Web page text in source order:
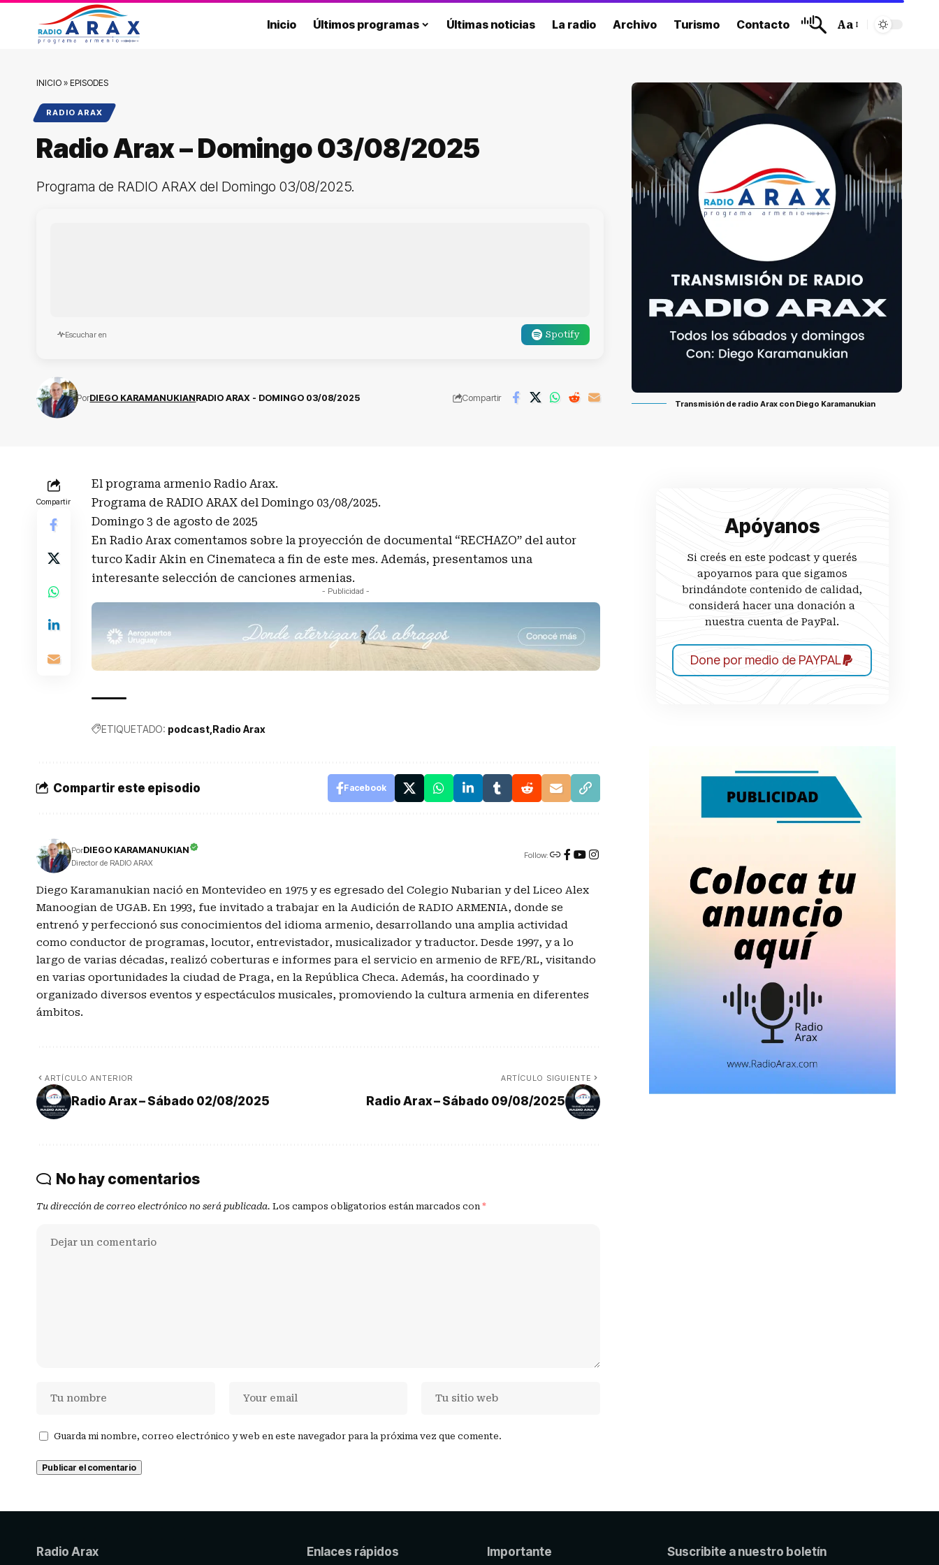
Inicio Últimos programas Últimas noticias La radio Archivo Turismo Contacto Aa
INICIO » EPISODES
RADIO ARAX
Radio Arax – Domingo 03/08/2025
Programa de RADIO ARAX del Domingo 03/08/2025.
Escuchar en Spotify
PorDIEGO KARAMANUKIANRADIO ARAX - DOMINGO 03/08/2025 Compartir
Transmisión de radio Arax con Diego Karamanukian
Compartir
El programa armenio Radio Arax.
Programa de RADIO ARAX del Domingo 03/08/2025.
Domingo 3 de agosto de 2025
En Radio Arax comentamos sobre la proyección de documental “RECHAZO” del autor
turco Kadir Akin en Cinemateca a fin de este mes. Además, presentamos una
interesante selección de canciones armenias.
- Publicidad -
ETIQUETADO: podcast Radio Arax
Compartir este episodio Facebook
PorDIEGO KARAMANUKIAN
Director de RADIO ARAX
Follow:
Diego Karamanukian nació en Montevideo en 1975 y es egresado del Colegio Nubarian y del Liceo Alex
Manoogian de UGAB. En 1993, fue invitado a trabajar en la Audición de RADIO ARMENIA, donde se
entrenó y perfeccionó sus conocimientos del idioma armenio, desarrollando una amplia actividad
como conductor de programas, locutor, entrevistador, musicalizador y traductor. Desde 1997, y a lo
largo de varias décadas, realizó coberturas e informes para el servicio en armenio de RFE/RL, visitando
en varias oportunidades la ciudad de Praga, en la República Checa. Además, ha coordinado y
organizado diversos eventos y espectáculos musicales, promoviendo la cultura armenia en diferentes
ámbitos.
ARTÍCULO ANTERIOR
Radio Arax – Sábado 02/08/2025
ARTÍCULO SIGUIENTE
Radio Arax – Sábado 09/08/2025
No hay comentarios
Tu dirección de correo electrónico no será publicada. Los campos obligatorios están marcados con *
Guarda mi nombre, correo electrónico y web en este navegador para la próxima vez que comente.
Apóyanos
Si creés en este podcast y querés
apoyarnos para que sigamos
brindándote contenido de calidad,
considerá hacer una donación a
nuestra cuenta de PayPal.
Done por medio de PAYPAL
Radio Arax Enlaces rápidos Importante Suscribite a nuestro boletín